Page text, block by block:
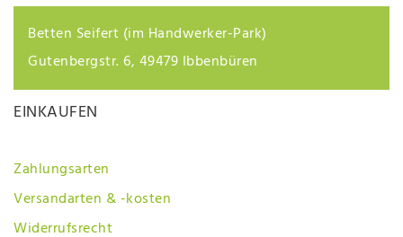
Betten Seifert (im Handwerker-Park)
Gutenbergstr. 6, 49479 Ibbenbüren
EINKAUFEN
Zahlungsarten
Versandarten & -kosten
Widerrufsrecht